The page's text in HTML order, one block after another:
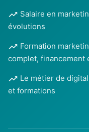
Salaire en
évolutions
Formation
complet, financement
Le métier de
et formations